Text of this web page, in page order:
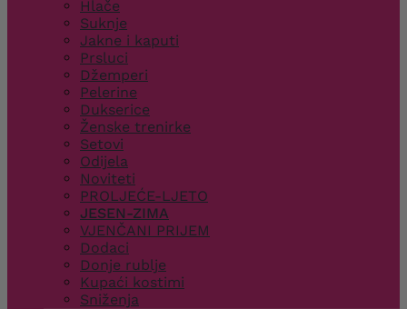
Hlače
Suknje
Jakne i kaputi
Prsluci
Džemperi
Pelerine
Dukserice
Ženske trenirke
Setovi
Odijela
Noviteti
PROLJEĆE-LJETO
JESEN-ZIMA
VJENČANI PRIJEM
Dodaci
Donje rublje
Kupaći kostimi
Sniženja